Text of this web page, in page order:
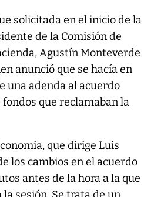
solicitada en el inicio de la
de la Comisión de
Agustín Monteverde
anunció que se hacía en
una adenda al acuerdo
fondos que reclamaban la
que dirige Luis
los cambios en el acuerdo
antes de la hora a la que
la sesión. Se trata de un